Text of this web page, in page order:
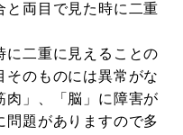
と両目で見た時に二重
に二重に見えることの
そのものには異常がな
肉」、「脳」に障害が
問題がありますので多